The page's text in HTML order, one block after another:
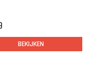
BEKIJKEN